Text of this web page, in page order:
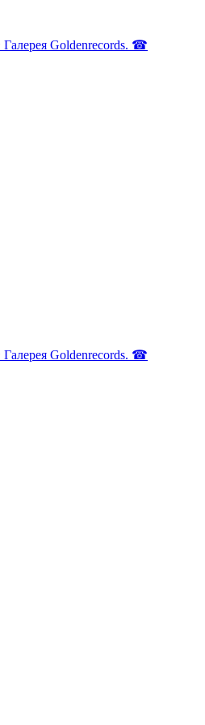
Галерея Goldenrecords. ☎
Галерея Goldenrecords. ☎